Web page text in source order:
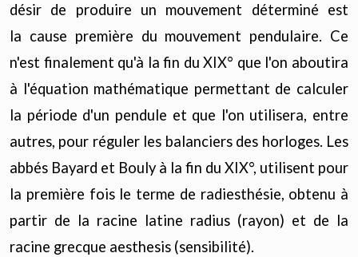
désir de produire un mouvement déterminé est
la cause première du mouvement pendulaire. Ce
n'est finalement qu'à la fin du XIX° que l'on aboutira
à l'équation mathématique permettant de calculer
la période d'un pendule et que l'on utilisera, entre
autres, pour réguler les balanciers des horloges. Les
abbés Bayard et Bouly à la fin du XIX°, utilisent pour
la première fois le terme de radiesthésie, obtenu à
partir de la racine latine radius (rayon) et de la
racine grecque aesthesis (sensibilité).